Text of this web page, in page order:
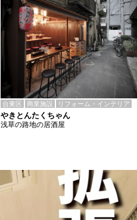
台東区 商業施設 リフォーム・インテリア
やきとんたくちゃん
浅草の路地の居酒屋